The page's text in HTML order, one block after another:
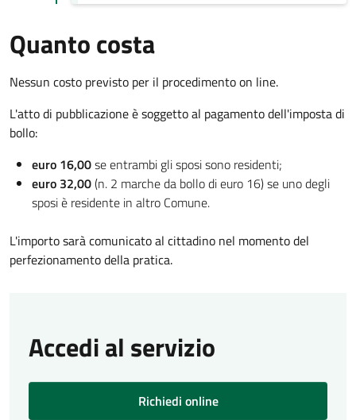
Quanto costa
Nessun costo previsto per il procedimento on line.
L'atto di pubblicazione è soggetto al pagamento dell'imposta di
bollo:
euro 16,00se entrambi gli sposi sono residenti;
euro 32,00(n. 2 marche da bollo di euro 16) se uno degli
sposi è residente in altro Comune.
L'importo sarà comunicato al cittadino nel momento del
perfezionamento della pratica.
Accedi al servizio
Richiedi online